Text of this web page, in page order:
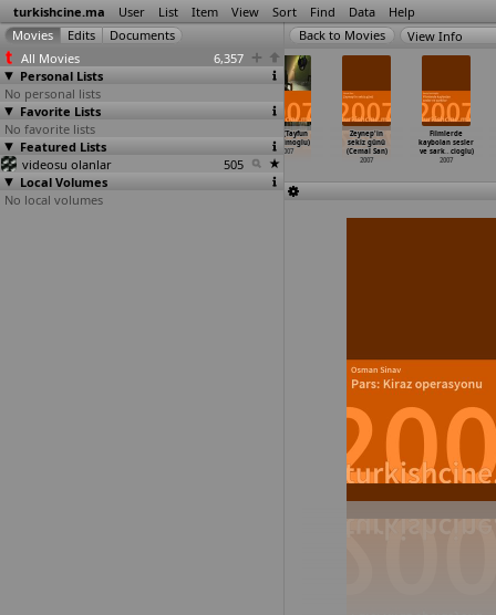
turkishcine.ma User List Item View Sort Find Data Help
All Movies
6,357
Personal Lists
No personal lists
Favorite Lists
No favorite lists
Featured Lists
videosu olanlar
505
Local Volumes
No local volumes
View Info
Geçici (Nail
Pelivan)
2007
(Aren Perdeci)
Riza (Tayfun
Pirselimoglu)
2007
Zeynep'in
sekiz günü
(Cemal San)
2007
Filmlerde
kaybolan sesler
ve sark… cioglu)
2007